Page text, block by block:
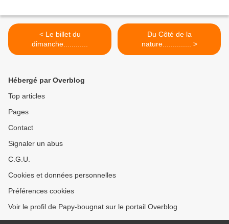
< Le billet du
dimanche............
Du Côté de la
nature.............. >
Hébergé par Overblog
Top articles
Pages
Contact
Signaler un abus
C.G.U.
Cookies et données personnelles
Préférences cookies
Voir le profil de Papy-bougnat sur le portail Overblog